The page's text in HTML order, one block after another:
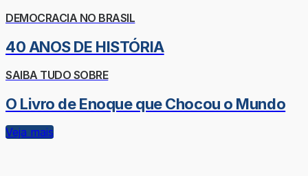
DEMOCRACIA NO BRASIL
40 ANOS DE HISTÓRIA
SAIBA TUDO SOBRE
O Livro de Enoque que Chocou o Mundo
Veja mais